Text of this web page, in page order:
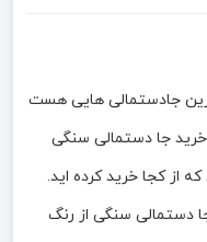
جادستمالی هایی هست
جا دستمالی سنگی
از کجا خرید کرده اید.
دستمالی سنگی از رنگ